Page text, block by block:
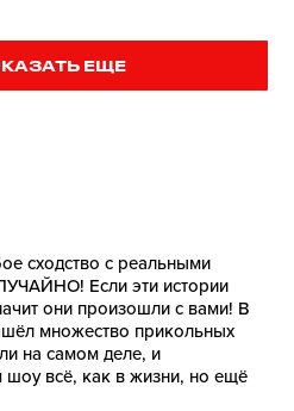
ЕЩЕ
сходство с реальными
Если эти истории
они произошли с вами! В
множество прикольных
на самом деле, и
всё, как в жизни, но ещё